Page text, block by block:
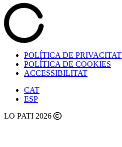
POLÍTICA DE PRIVACITAT
POLÍTICA DE COOKIES
ACCESSIBILITAT
CAT
ESP
LO PATI 2026